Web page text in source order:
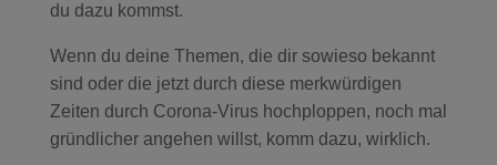
du dazu kommst.
Wenn du deine Themen, die dir sowieso bekannt
sind oder die jetzt durch diese merkwürdigen
Zeiten durch Corona-Virus hochploppen, noch mal
gründlicher angehen willst, komm dazu, wirklich.